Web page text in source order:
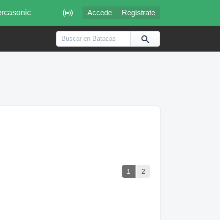
 Accede Regístrate
1 2